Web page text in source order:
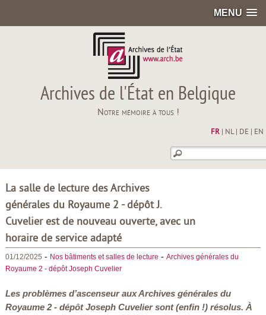
MENU
Archives de l'État en Belgique
Notre mémoire à tous !
FR| NL| DE EN
La salle de lecture des Archives
générales du Royaume 2 - dépôt J.
Cuvelier est de nouveau ouverte, avec un
horaire de service adapté
01/12/2025 - Nos bâtiments et salles de lecture - Archives générales du
Royaume 2 - dépôt Joseph Cuvelier
Les problèmes d’ascenseur aux Archives générales du
Royaume 2 - dépôt Joseph Cuvelier sont (enfin !) résolus. À